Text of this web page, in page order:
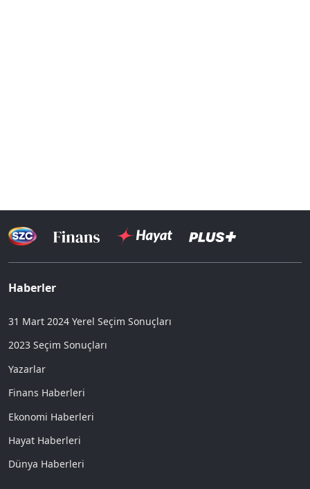
Haberler
31 Mart 2024 Yerel Seçim Sonuçları
2023 Seçim Sonuçları
Yazarlar
Finans Haberleri
Ekonomi Haberleri
Hayat Haberleri
Dünya Haberleri